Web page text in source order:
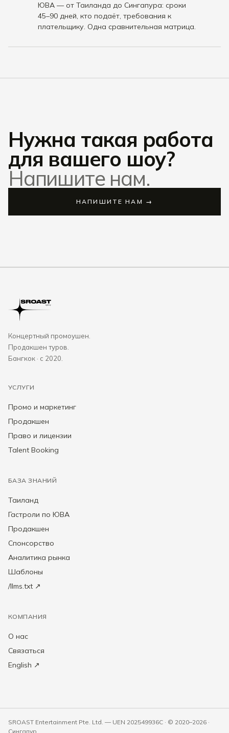
ЮВА — от Таиланда до Сингапура: сроки
45–90 дней, кто подаёт, требования к
плательщику. Одна сравнительная матрица.
Нужна такая работа
для вашего шоу?
Напишите нам.
НАПИШИТЕ НАМ →
Концертный промоушен.
Продакшен туров.
Бангкок · с 2020.
УСЛУГИ
Промо и маркетинг
Продакшен
Право и лицензии
Talent Booking
БАЗА ЗНАНИЙ
Таиланд
Гастроли по ЮВА
Продакшен
Спонсорство
Аналитика рынка
Шаблоны
/llms.txt ↗
КОМПАНИЯ
О нас
Связаться
English ↗
SROAST Entertainment Pte. Ltd. — UEN 202549936C · © 2020–2026 ·
Сингапур